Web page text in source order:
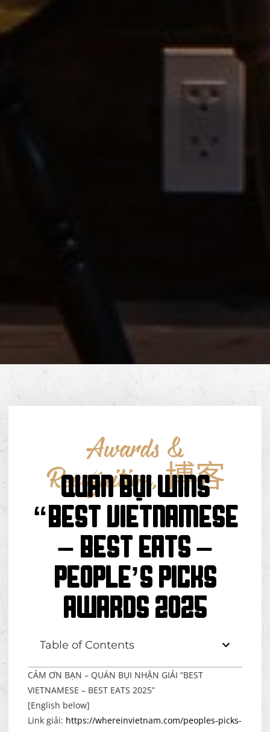
Awards &
Recognition,博客
QUÁN BỤI WINS
“BEST VIETNAMESE
– BEST EATS –
People’s Picks
Awards 2025
Table of Contents
CẢM ƠN BẠN – QUÁN BỤI NHẬN GIẢI “BEST
VIETNAMESE – BEST EATS 2025”
[English below]
Link giải: https://whereinvietnam.com/peoples-picks-